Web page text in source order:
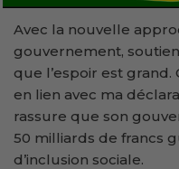
Avec la nouvelle
gouvernement,
que l’espoir est
en lien avec ma
rassure que son
50 milliards de francs
d’inclusion sociale.